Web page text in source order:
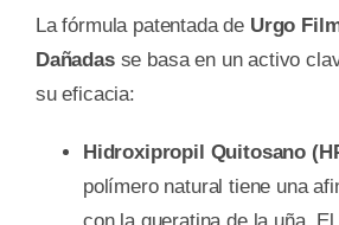
La fórmula patentada de Urgo
Dañadasse basa en un activo
su eficacia:
Hidroxipropil Quitosano
polímero natural tiene una